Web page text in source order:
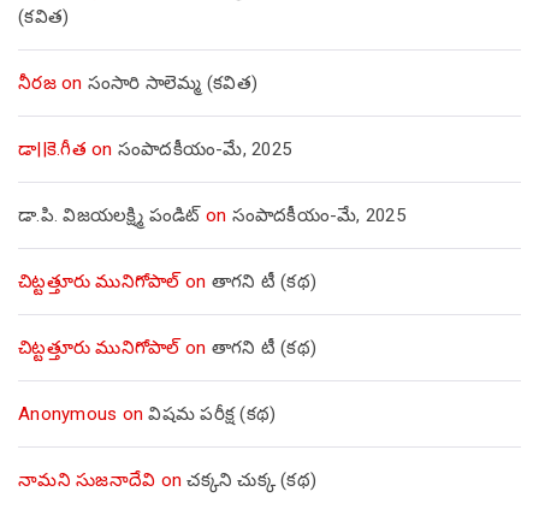
(కవిత)
నీరజon సంసారి సాలెమ్మ (కవిత)
డా||కె.గీత on సంపాదకీయం-మే, 2025
డా.పి. విజయలక్ష్మి పండిట్ on సంపాదకీయం-మే, 2025
చిట్టత్తూరు మునిగోపాల్on తాగని టీ (కథ)
చిట్టత్తూరు మునిగోపాల్on తాగని టీ (కథ)
Anonymous onవిషమ పరీక్ష (క‌థ‌)
నామని సుజనాదేవి onచక్కని చుక్క (కథ)